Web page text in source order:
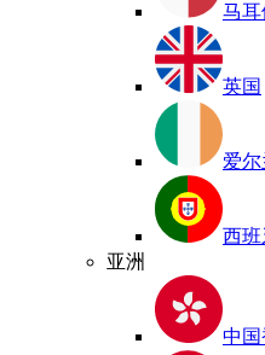
马耳
英国
爱尔
西班
亚洲
中国